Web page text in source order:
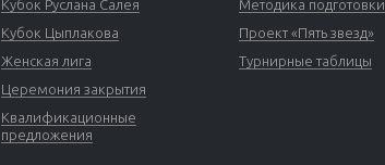
Кубок Руслана Салея
Кубок Цыплакова
Женская лига
Церемония закрытия
Квалификационные
предложения
Методика подготовки
Проект «Пять звезд»
Турнирные таблицы